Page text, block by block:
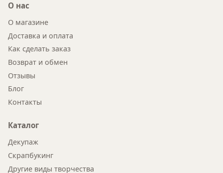
О нас
О магазине
Доставка и оплата
Как сделать заказ
Возврат и обмен
Отзывы
Блог
Контакты
Каталог
Декупаж
Скрапбукинг
Другие виды творчества